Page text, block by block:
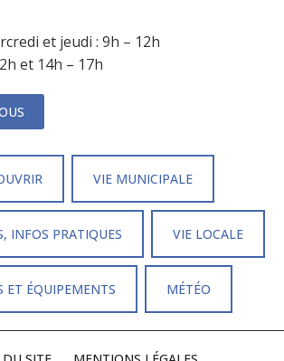
et jeudi : 9h – 12h
et 14h – 17h
VIE MUNICIPALE
INFOS PRATIQUES VIE LOCALE
ET ÉQUIPEMENTS MÉTÉO